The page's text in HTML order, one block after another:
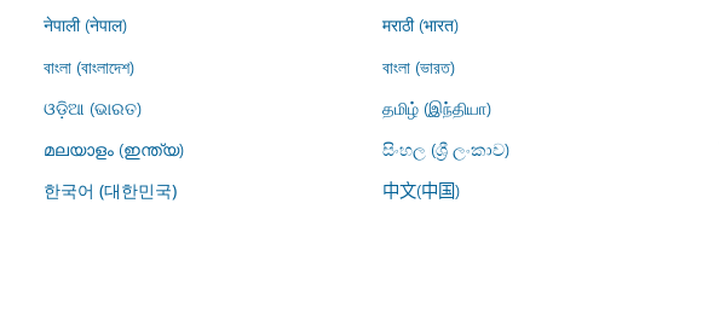
नेपाली (नेपाल) मराठी (भारत)
বাংলা (বাংলাদেশ) বাংলা (ভারত)
ଓଡ଼ିଆ (ଭାରତ) தமிழ் (இந்தியா)
മലയാളം (ഇന്ത്യ) සිංහල (ශ්‍රී ලංකාව)
한국어 (대한민국) 中文(中国)